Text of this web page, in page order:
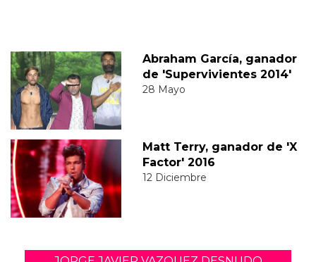
Abraham García, ganador
de 'Supervivientes 2014'
28 Mayo
Matt Terry, ganador de 'X
Factor' 2016
12 Diciembre